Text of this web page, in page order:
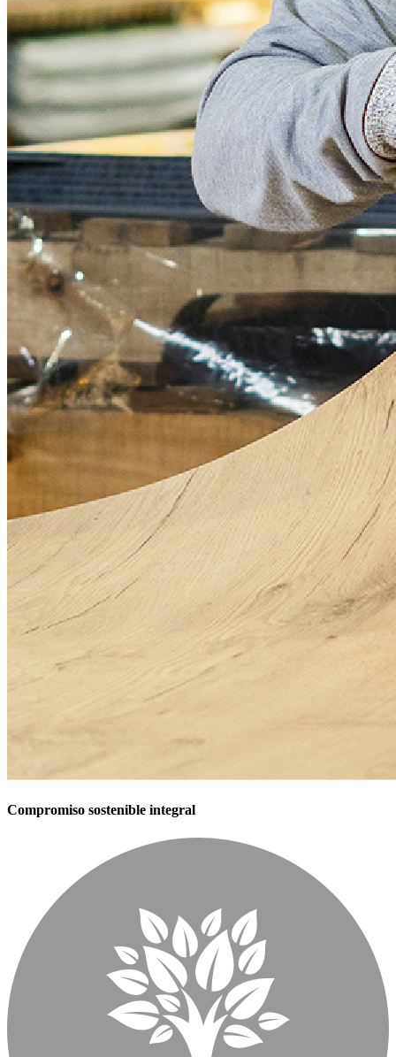
Compromiso sostenible integral